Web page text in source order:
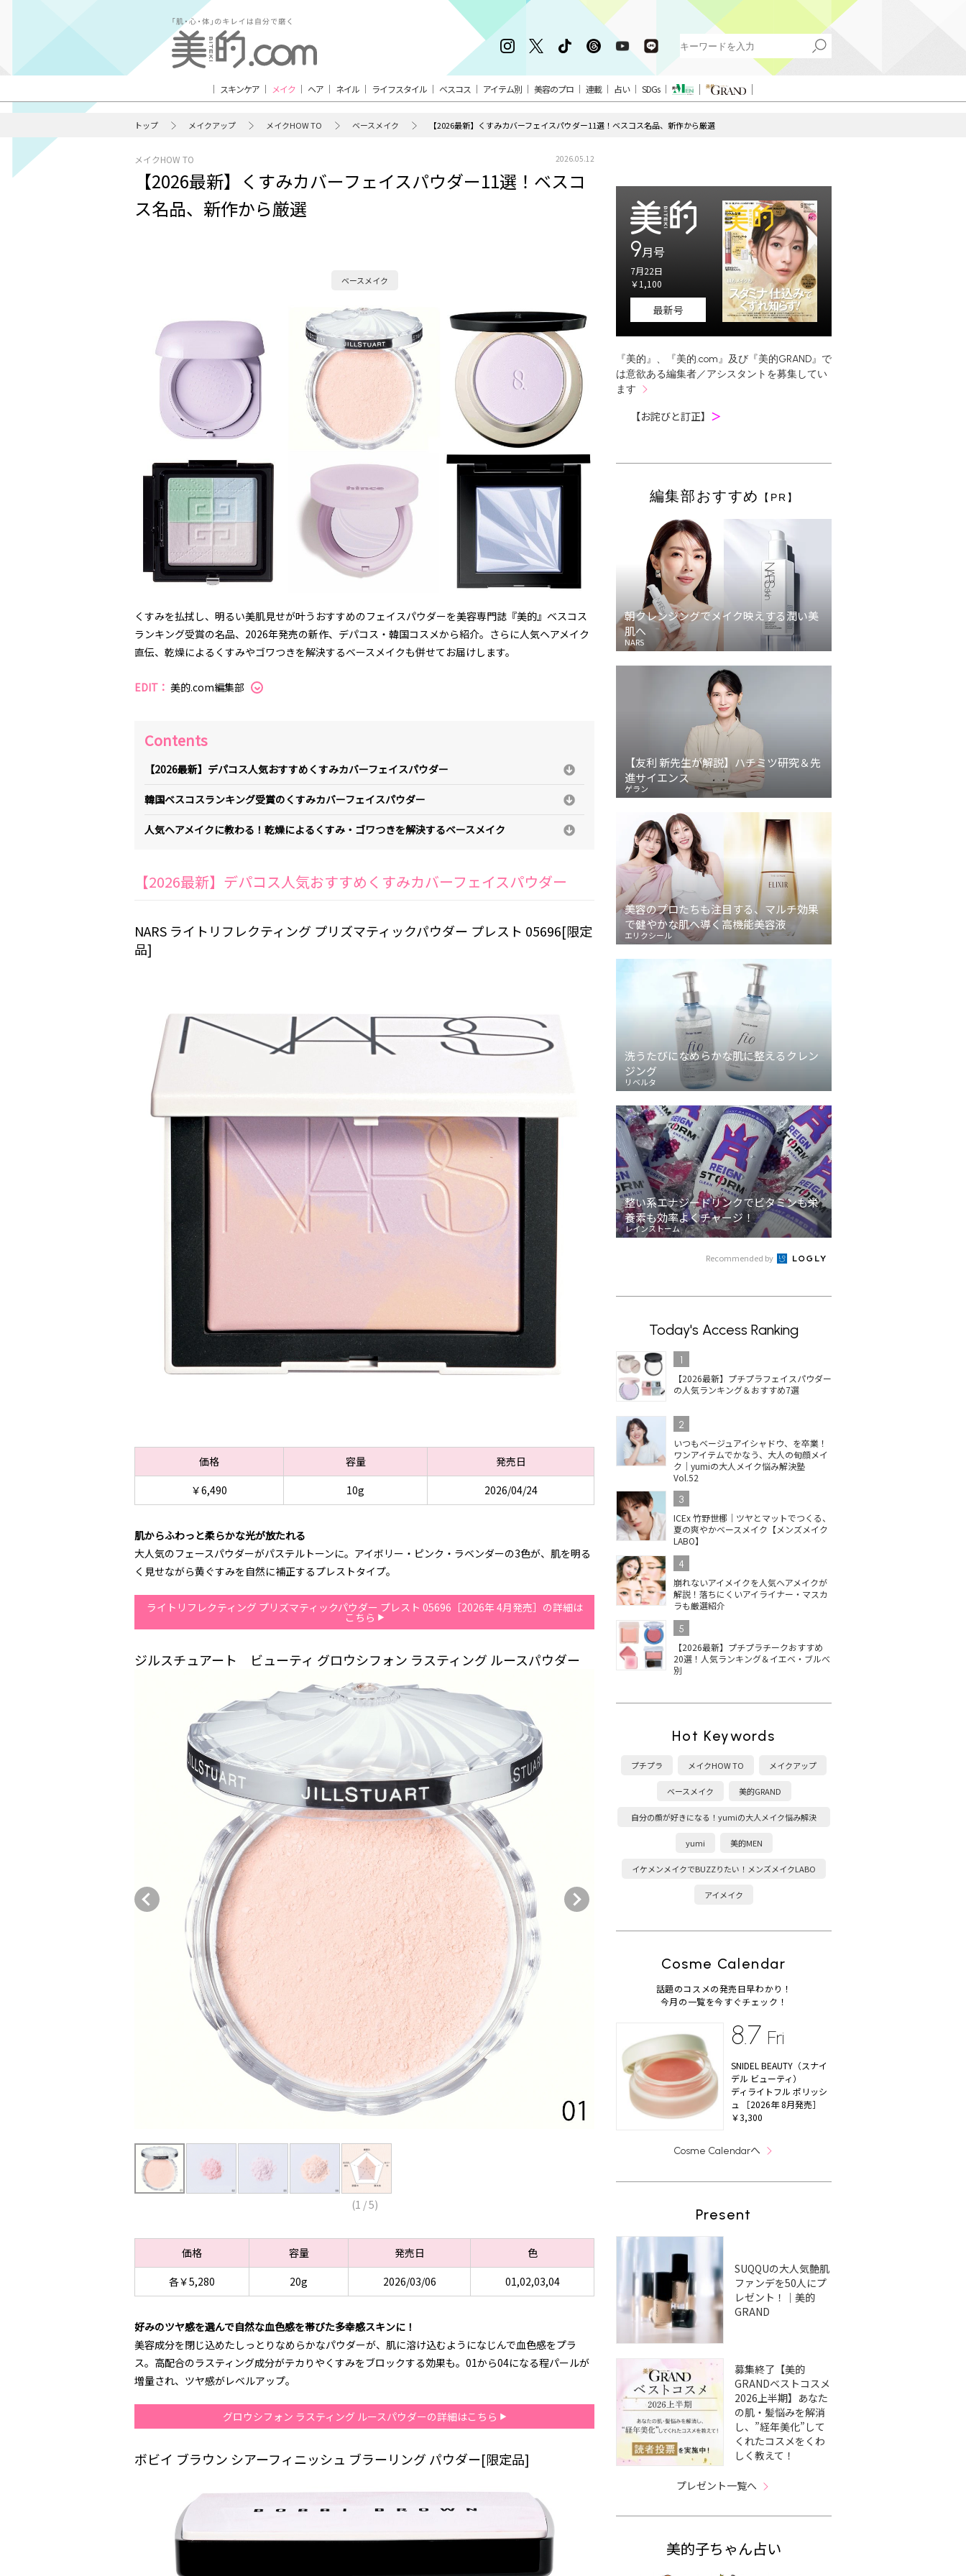
スキンケア メイク ヘア ネイル ライフスタイル ベスコス アイテム別 美容のプロ 連載 占い SDGs
トップ メイクアップ メイクHOW TO ベースメイク 【2026最新】くすみカバーフェイスパウダー11選！ベスコス名品、新作から厳選
メイクHOW TO 2026.05.12
【2026最新】くすみカバーフェイスパウダー11選！ベスコ
ス名品、新作から厳選
ベースメイク
くすみを払拭し、明るい美肌見せが叶うおすすめのフェイスパウダーを美容専門誌『美的』ベスコス
ランキング受賞の名品、2026年発売の新作、デパコス・韓国コスメから紹介。さらに人気ヘアメイク
直伝、乾燥によるくすみやゴワつきを解決するベースメイクも併せてお届けします。
EDIT： 美的.com編集部
Contents
【2026最新】デパコス人気おすすめくすみカバーフェイスパウダー
韓国ベスコスランキング受賞のくすみカバーフェイスパウダー
人気ヘアメイクに教わる！乾燥によるくすみ・ゴワつきを解決するベースメイク
【2026最新】デパコス人気おすすめくすみカバーフェイスパウダー
NARS ライトリフレクティング プリズマティックパウダー プレスト 05696[限定
品]
価格 容量
発売日
￥6,490
10g 2026/04/24
肌からふわっと柔らかな光が放たれる
大人気のフェースパウダーがパステルトーンに。アイボリー・ピンク・ラベンダーの3色が、肌を明る
く見せながら黄ぐすみを自然に補正するプレストタイプ。
ライトリフレクティング プリズマティックパウダー プレスト 05696［2026年 4月発売］の詳細は
こちら
ジルスチュアート ビューティ グロウシフォン ラスティング ルースパウダー
(1 /5)
価格 容量 発売日
色
各￥5,280
20g 2026/03/06 01,02,03,04
好みのツヤ感を選んで自然な血色感を帯びた多幸感スキンに！
美容成分を閉じ込めたしっとりなめらかなパウダーが、肌に溶け込むようになじんで血色感をプラ
ス。高配合のラスティング成分がテカりやくすみをブロックする効果も。01から04になる程パールが
増量され、ツヤ感がレベルアップ。
グロウシフォン ラスティング ルースパウダーの詳細はこちら
ボビイ ブラウン シアーフィニッシュ ブラーリング パウダー[限定品]
9月号
7月22日
￥1,100
最新号
『美的』、『美的.com』及び『美的GRAND』で
は意欲ある編集者／アシスタントを募集してい
ます
【お詫びと訂正】 ＞
編集部おすすめ 【PR】
朝クレンジングでメイク映えする潤い美
肌へ
NARS
【友利 新先生が解説】ハチミツ研究＆先
進サイエンス
ゲラン
美容のプロたちも注目する、マルチ効果
で健やかな肌へ導く高機能美容液
エリクシール
洗うたびになめらかな肌に整えるクレン
ジング
リベルタ
整い系エナジードリンクでビタミンも栄
養素も効率よくチャージ！
レインストーム
Recommended by
Today's Access Ranking
1
【2026最新】プチプラフェイスパウダー
の人気ランキング＆おすすめ7選
2
いつもベージュアイシャドウ、を卒業！
ワンアイテムでかなう、大人の旬顔メイ
ク｜yumiの大人メイク悩み解決塾
Vol.52
3
ICEx 竹野世梛｜ツヤとマットでつくる、
夏の爽やかベースメイク【メンズメイク
LABO】
4
崩れないアイメイクを人気ヘアメイクが
解説！落ちにくいアイライナー・マスカ
ラも厳選紹介
5
【2026最新】プチプラチークおすすめ
20選！人気ランキング＆イエベ・ブルべ
別
Hot Keywords
プチプラ メイクHOW TO メイクアップ
ベースメイク 美的GRAND
自分の顔が好きになる！yumiの大人メイク悩み解決
yumi 美的MEN
イケメンメイクでBUZZりたい！メンズメイクLABO
アイメイク
Cosme Calendar
話題のコスメの発売日早わかり！
今月の一覧を今すぐチェック！
8.7 Fri
SNIDEL BEAUTY（スナイ
デル ビューティ）
ディライトフル ポリッシ
ュ ［2026年 8月発売］
￥3,300
Cosme Calendarへ
Present
SUQQUの大人気艶肌
ファンデを50人にプ
レゼント！｜美的
GRAND
募集終了【美的
GRANDベストコスメ
2026上半期】あなた
の肌・髪悩みを解消
し、”経年美化”して
くれたコスメをくわ
しく教えて！
プレゼント一覧へ
美的子ちゃん占い